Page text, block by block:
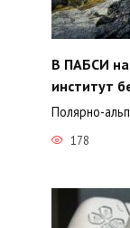
В ПАБСИ
институт
Полярно-
178